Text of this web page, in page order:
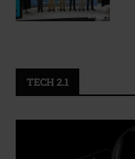
TECH 2.1